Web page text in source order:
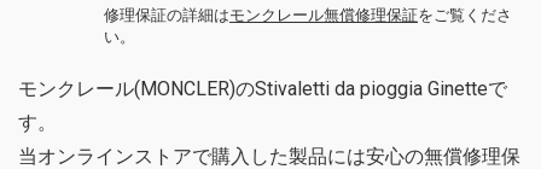
修理保証の詳細はモンクレール無償修理保証をご覧くださ
い。
モンクレール(MONCLER)のStivaletti da pioggia Ginetteで
す。
当オンラインストアで購入した製品には安心の無償修理保